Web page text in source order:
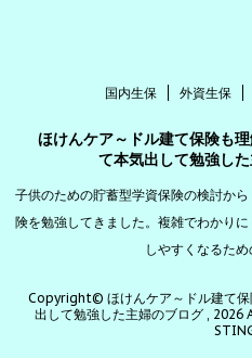
国内生保 外資生保
ほけんケア～ドル建て保険も
て本気出して勉強し
子供のための貯蓄型学資保険の検討か
険を勉強してきました。複雑でわかり
しやすくなるため
Copyright© ほけんケア～ドル建て保
出して勉強した主婦のブログ ,